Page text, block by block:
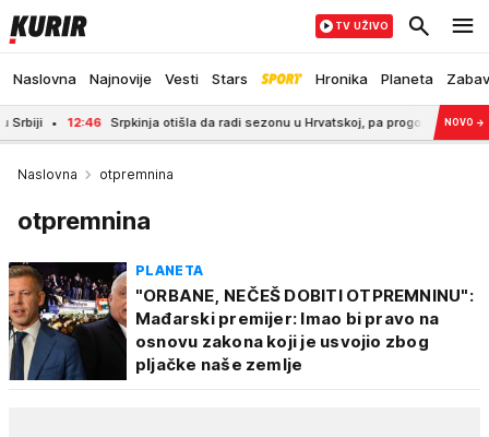
Naslovna Najnovije Vesti Stars Hronika Planeta
TV UŽIVO
12:46 Srpkinja otišla da radi sezonu u Hrvatskoj, pa progovorila o bakšišu:NOVO →
Naslovna otpremnina
otpremnina
PLANETA
"ORBANE, NEČEŠ DOBITI OTPREMNINU":
Mađarski premijer: Imao bi pravo na
osnovu zakona koji je usvojio zbog
pljačke naše zemlje